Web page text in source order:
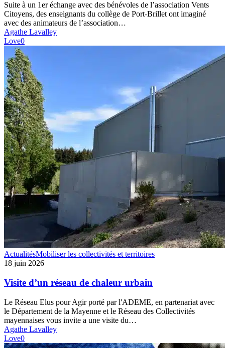
l’énergie
et
au
numérique
pour
explorer
la
notion
de
sobriété
Suite à un 1er échange avec des bénévoles de l’association Vents
Citoyens, des enseignants du collège de Port-Brillet ont imaginé
avec des animateurs de l’association…
Agathe Lavalley
Love0
Visite
d’un
de
chaleur
urbain
ActualitésMobiliser les collectivités et territoires
18 juin 2026
Visite d’un réseau de chaleur urbain
Le Réseau Elus pour Agir porté par l'ADEME, en partenariat avec
le Département de la Mayenne et le Réseau des Collectivités
mayennaises vous invite a une visite du…
Agathe Lavalley
Love0